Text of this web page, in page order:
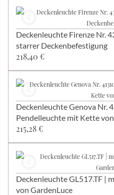
Deckenleuchte Firenze Nr.
starrer Deckenbefestigung
218,40 €
Deckenleuchte Genova Nr.
Pendelleuchte mit Kette
215,28 €
Deckenleuchte GL517.TF |
von GardenLuce